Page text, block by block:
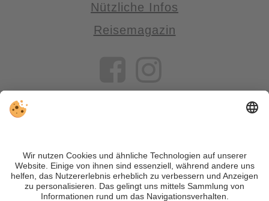
Nützliche Infos
Reisemagazin
VIVOSüdtirol ist das Reiseportal für alle, die Südtirol nicht nur
besuchen, sondern wirklich erleben wollen – inklusive Tipps,
tollen Unterkünften und Angeboten.